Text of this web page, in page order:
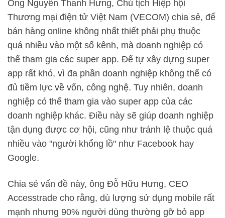
Ông Nguyễn Thanh Hưng, Chủ tịch Hiệp hội
Thương mại điện tử Việt Nam (VECOM) chia sẻ, để
bán hàng online không nhất thiết phải phụ thuộc
quá nhiều vào một số kênh, mà doanh nghiệp có
thể tham gia các super app. Để tự xây dựng super
app rất khó, vì đa phần doanh nghiệp không thể có
đủ tiềm lực về vốn, công nghệ. Tuy nhiên, doanh
nghiệp có thể tham gia vào super app của các
doanh nghiệp khác. Điều này sẽ giúp doanh nghiệp
tận dụng được cơ hội, cũng như tránh lệ thuộc quá
nhiều vào "người khổng lồ" như Facebook hay
Google.
Chia sẻ vấn đề này, ông Đỗ Hữu Hưng, CEO
Accesstrade cho rằng, dù lượng sử dụng mobile rất
mạnh nhưng 90% người dùng thường gỡ bỏ app